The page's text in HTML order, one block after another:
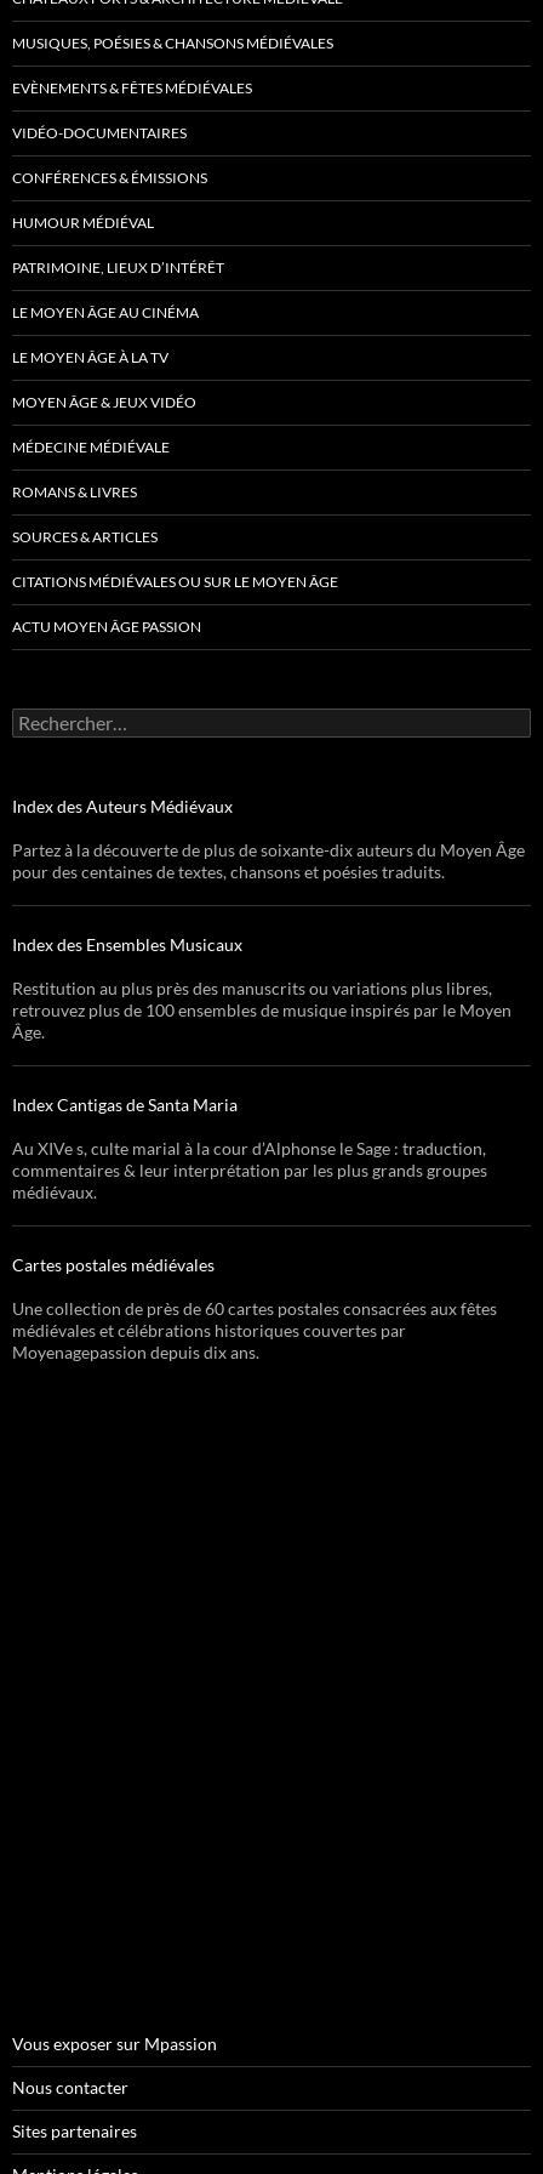
MUSIQUES, POÉSIES & CHANSONS MÉDIÉVALES
EVÈNEMENTS & FÊTES MÉDIÉVALES
VIDÉO-DOCUMENTAIRES
CONFÉRENCES & ÉMISSIONS
HUMOUR MÉDIÉVAL
PATRIMOINE, LIEUX D’INTÉRÊT
LE MOYEN ÂGE AU CINÉMA
LE MOYEN ÂGE À LA TV
MOYEN ÂGE & JEUX VIDÉO
MÉDECINE MÉDIÉVALE
ROMANS & LIVRES
SOURCES & ARTICLES
CITATIONS MÉDIÉVALES OU SUR LE MOYEN ÂGE
ACTU MOYEN ÂGE PASSION
Rechercher :
Index des Auteurs Médiévaux
Partez à la découverte de plus de soixante-dix auteurs du Moyen Âge
pour des centaines de textes, chansons et poésies traduits.
Index des Ensembles Musicaux
Restitution au plus près des manuscrits ou variations plus libres,
retrouvez plus de 100 ensembles de musique inspirés par le Moyen
Âge.
Index Cantigas de Santa Maria
Au XIVe s, culte marial à la cour d’Alphonse le Sage : traduction,
commentaires & leur interprétation par les plus grands groupes
médiévaux.
Cartes postales médiévales
Une collection de près de 60 cartes postales consacrées aux fêtes
médiévales et célébrations historiques couvertes par
Moyenagepassion depuis dix ans.
Vous exposer sur Mpassion
Nous contacter
Sites partenaires